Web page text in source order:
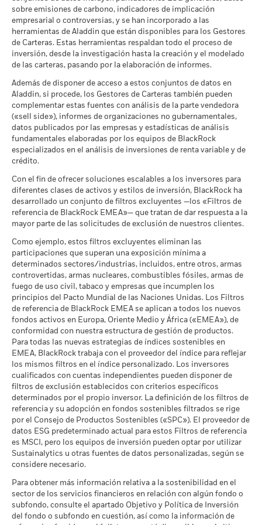
SEDOL
circunstancias específicas (lo que incluye las diferencias
temporales entre las fechas de contratación y liquidación de
los títulos adquiridos por los fondos) y/o del uso de
determinados instrumentos financieros, incluidos derivados,
que pueden utilizarse para aumentar o reducir la exposición
al mercado y/o con fines de gestión del riesgo. Las
Ejemplo de inversión USD 10.000
a
Escenarios
Tensión
Lo que puede recibir una vez deducidos los
Rendimiento medio cada año
Desfavorable
Lo que puede recibir una vez deducidos los
Rendimiento medio cada año
Rendimiento medio cada año
Favorable
Lo que puede recibir una vez deducidos los
Rendimiento medio cada año
El escenario de tensión muestra lo que usted podría recibir en
circunstancias extremas de los mercados.
parámetros de Implicación Empresarial a través de los
más abajo.
MSCI - Armas Controvertidas
a 30 jun 2026
0,00%
MSCI - Armas Nucleares
MSCI - Armas de Fuego de
Uso Civil
a 30 jun 2026
0,00%
MSCI - Tabaco
a 30 jun 2026
0,00%
MSCI - Empresas que no
cumplen lo establecido en el
Pacto Mundial de las
Naciones Unidas
a 30 jun 2026
0,00%
a 30 jun 2026
MSCI - Arenas Bituminosas
a 30 jun 2026
0,00%
Cobertura de Implicación
Empresarial
a 30 jun 2026
99,79%
Porcentaje del Fondo no
cubierto
a 30 jun 2026
0,30%
Las exposiciones a Implicación Empresarial de BlackRock
indicadas anteriormente para Carbón Térmico y Arenas
Bituminosas se calculan y notifican para aquellas empresas
en las que más de un 5 % de sus ingresos proceden de la
explotación de carbón térmico o arenas bituminosas de
acuerdo con lo definido por MSCI ESG Research. Para la
exposición a empresas que generen cualquier ingreso de la
explotación de carbón térmico o arenas bituminosas (siendo
en este caso el umbral de ingresos del 0 %), de acuerdo con lo
definido por MSCI ESG Research, los niveles son los
sobre la integración de factores ESG relativa a toda la firma
desea más información sobre este enfoque y la
documentación del fondo sobre cómo se consideran estos
riesgos materiales dentro de este producto, cuando proceda.
BlackRock Global Funds - Prospectus
(English)
Ver todos los documentos
sobre emisiones de carbono, indicadores de implicación
empresarial o controversias, y se han incorporado a las
herramientas de Aladdin que están disponibles para los Gestores
de Carteras. Estas herramientas respaldan todo el proceso de
inversión, desde la investigación hasta la creación y el modelado
de las carteras, pasando por la elaboración de informes.
Además de disponer de acceso a estos conjuntos de datos en
Aladdin, si procede, los Gestores de Carteras también pueden
complementar estas fuentes con análisis de la parte vendedora
(«sell side»), informes de organizaciones no gubernamentales,
datos publicados por las empresas y estadísticas de análisis
fundamentales elaboradas por los equipos de BlackRock
especializados en el análisis de inversiones de renta variable y de
crédito.
Con el fin de ofrecer soluciones escalables a los inversores para
diferentes clases de activos y estilos de inversión, BlackRock ha
desarrollado un conjunto de filtros excluyentes —los «Filtros de
referencia de BlackRock EMEA»— que tratan de dar respuesta a la
mayor parte de las solicitudes de exclusión de nuestros clientes.
Como ejemplo, estos filtros excluyentes eliminan las
participaciones que superan una exposición mínima a
determinados sectores/industrias, incluidos, entre otros, armas
controvertidas, armas nucleares, combustibles fósiles, armas de
fuego de uso civil, tabaco y empresas que incumplen los
principios del Pacto Mundial de las Naciones Unidas. Los Filtros
de referencia de BlackRock EMEA se aplican a todos los nuevos
fondos activos en Europa, Oriente Medio y África («EMEA»), de
conformidad con nuestra estructura de gestión de productos.
Para todas las nuevas estrategias de índices sostenibles en
EMEA, BlackRock trabaja con el proveedor del índice para reflejar
los mismos filtros en el índice personalizado. Los inversores
cualificados con cuentas independientes pueden disponer de
filtros de exclusión establecidos con criterios específicos
determinados por el propio inversor. La definición de los filtros de
referencia y su adopción en fondos sostenibles filtrados se rige
por el Consejo de Productos Sostenibles («SPC»). El proveedor de
datos ESG predeterminado actual para estos Filtros de referencia
es MSCI, pero los equipos de inversión pueden optar por utilizar
Sustainalytics u otras fuentes de datos personalizadas, según se
considere necesario.
Para obtener más información relativa a la sostenibilidad en el
sector de los servicios financieros en relación con algún fondo o
subfondo, consulte el apartado Objetivo y Política de Inversión
del fondo o subfondo en cuestión, así como la información de